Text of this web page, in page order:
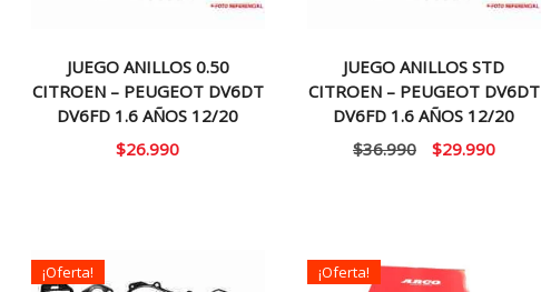
JUEGO ANILLOS 0.50
CITROEN – PEUGEOT DV6DT
DV6FD 1.6 AÑOS 12/20
$26.990
JUEGO ANILLOS STD
CITROEN – PEUGEOT DV6DT
DV6FD 1.6 AÑOS 12/20
$36.990
El
$29.990El
¡Oferta! ¡Oferta!